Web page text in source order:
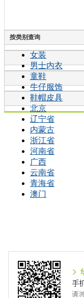
按类别查询
女装
男士内衣
童鞋
牛仔服饰
鞋帽皮具
北京
辽宁省
内蒙古
浙江省
河南省
广西
云南省
青海省
澳门